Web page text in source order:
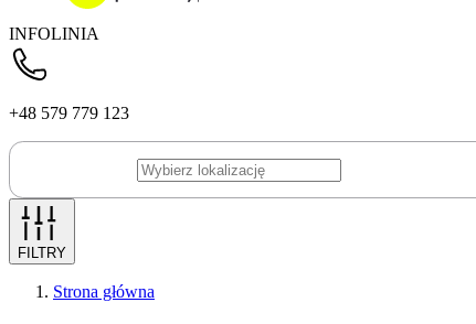
INFOLINIA
+48 579 779 123
FILTRY
Strona główna